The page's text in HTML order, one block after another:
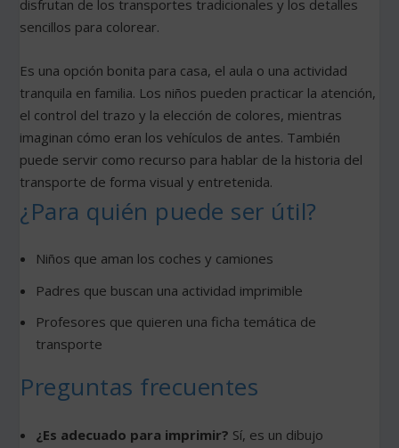
disfrutan de los transportes tradicionales y los detalles
sencillos para colorear.
Es una opción bonita para casa, el aula o una actividad
tranquila en familia. Los niños pueden practicar la atención,
el control del trazo y la elección de colores, mientras
imaginan cómo eran los vehículos de antes. También
puede servir como recurso para hablar de la historia del
transporte de forma visual y entretenida.
¿Para quién puede ser útil?
Niños que aman los coches y camiones
Padres que buscan una actividad imprimible
Profesores que quieren una ficha temática de
transporte
Preguntas frecuentes
¿Es adecuado para imprimir? Sí, es un dibujo